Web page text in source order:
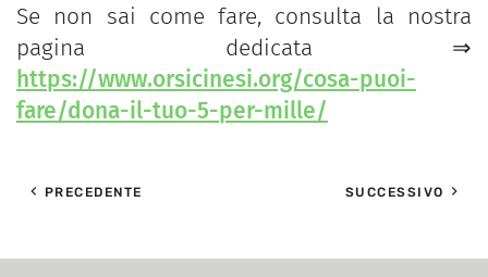
Se non sai come fare, consulta la nostra
pagina dedicata ⇒
https://www.orsicinesi.org/cosa-puoi-
fare/dona-il-tuo-5-per-mille/
PRECEDENTE SUCCESSIVO